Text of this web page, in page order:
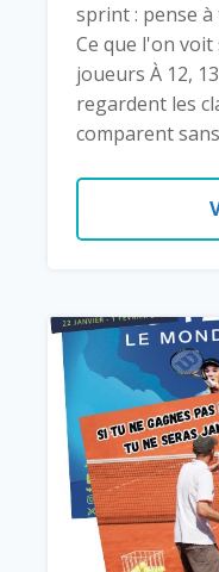
sprint : pense
Ce que l'on
joueurs À 12,
regardent les
comparent